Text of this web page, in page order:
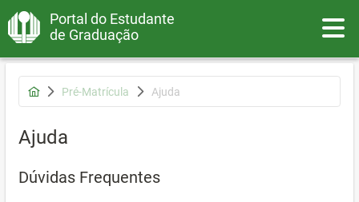
Portal do Estudante
de Graduação
Pré-Matrícula Ajuda
Ajuda
Dúvidas Frequentes